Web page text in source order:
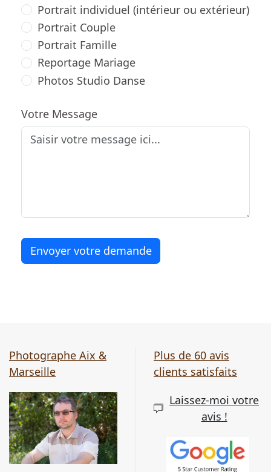
Portrait individuel (intérieur ou extérieur)
Portrait Couple
Portrait Famille
Reportage Mariage
Photos Studio Danse
Votre Message
Envoyer votre demande
Photographe Aix &
Marseille
Plus de 60 avis
clients satisfaits
Laissez-moi votre
avis !